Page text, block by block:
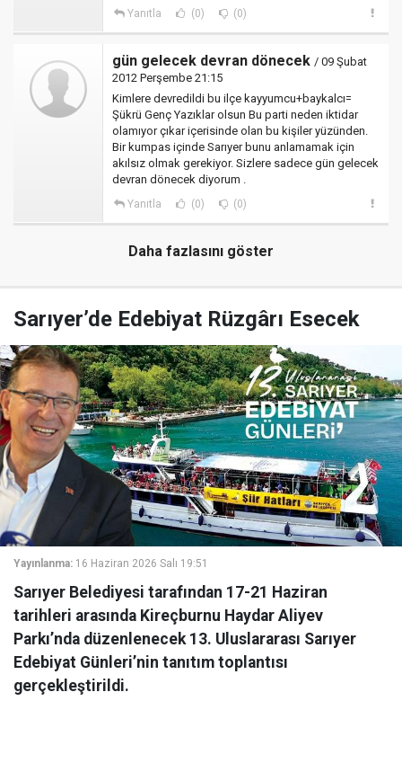
Yanıtla (0) (0)
gün gelecek devran dönecek / 09 Şubat
2012 Perşembe 21:15
Kimlere devredildi bu ilçe kayyumcu+baykalcı=
Şükrü Genç Yazıklar olsun Bu parti neden iktidar
olamıyor çıkar içerisinde olan bu kişiler yüzünden.
Bir kumpas içinde Sarıyer bunu anlamamak için
akılsız olmak gerekiyor. Sizlere sadece gün gelecek
devran dönecek diyorum .
Yanıtla (0) (0)
Daha fazlasını göster
Sarıyer’de Edebiyat Rüzgârı Esecek
Yayınlanma: 16 Haziran 2026 Salı 19:51
Sarıyer Belediyesi tarafından 17-21 Haziran
tarihleri arasında Kireçburnu Haydar Aliyev
Parkı’nda düzenlenecek 13. Uluslararası Sarıyer
Edebiyat Günleri’nin tanıtım toplantısı
gerçekleştirildi.